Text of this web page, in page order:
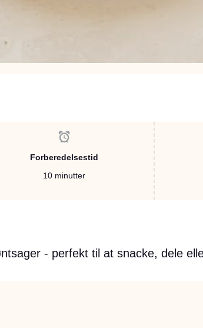
Forberedelsestid
10 minutter
- perfekt til at snacke, dele